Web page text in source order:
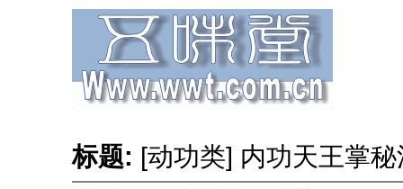
标题: [动功类] 内功天王掌